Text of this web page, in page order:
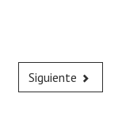
Siguiente